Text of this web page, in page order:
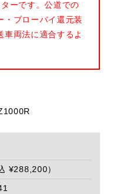
ーです。公道での
・ブローバイ還元装
両法に適合するよ
¥288,200）